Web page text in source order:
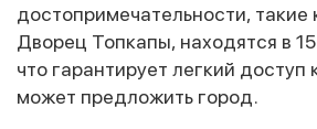
достопримечательности,
Дворец Топкапы, находятся в
что гарантирует легкий доступ
может предложить город.